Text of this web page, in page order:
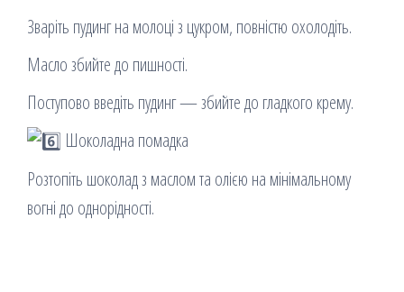
Зваріть пудинг на молоці з цукром, повністю охолодіть.
Масло збийте до пишності.
Поступово введіть пудинг — збийте до гладкого крему.
Шоколадна помадка
Розтопіть шоколад з маслом та олією на мінімальному
вогні до однорідності.